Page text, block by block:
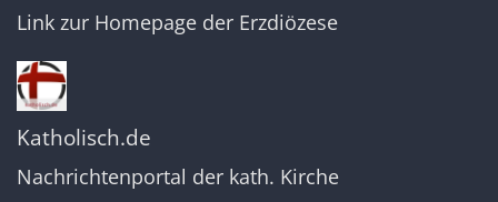
Link zur Homepage der Erzdiözese
Katholisch.de
Nachrichtenportal der kath. Kirche